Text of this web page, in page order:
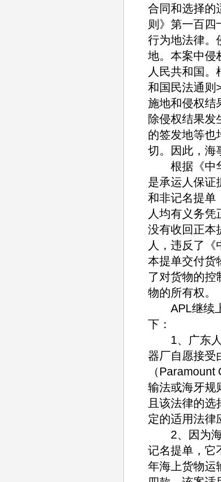
合同和选择的
则》第一百四
行为地法律。
地。本案中侵
人民共和国
和国民法通则
施地和侵权结
除侵权结果发
的签发地等也
切。因此，海
根据《中华
是承运人保证
和非记名提单
人均有义务
没有收回正本
人，违反了
本提单交付货
了对货物的控
物的所有权。
APL继续上
下：
1、广东人
器厂自愿接受
（
输法或海牙规
且该法律的
定的适用法律
2、因为海
记名提单，它
年海上货物运